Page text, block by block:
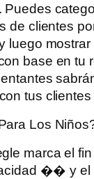
Puedes
de clientes
luego
base ​​en tu
tus
Los
marca el
�� y el